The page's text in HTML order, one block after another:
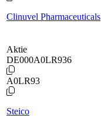
Clinuvel Pharmaceuticals
Aktie
DE000A0LR936
A0LR93
Steico